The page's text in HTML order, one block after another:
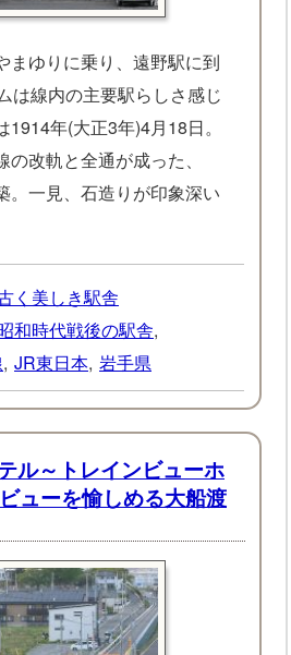
まゆりに乗り、遠野駅に到
は線内の主要駅らしさ感じ
年(大正3年)4月18日。
改軌と全通が成った、
。一見、石造りが印象深い
く美しき駅舎
和時代戦後の駅舎,
, JR東日本, 岩手県
ル～トレインビューホ
ューを愉しめる大船渡